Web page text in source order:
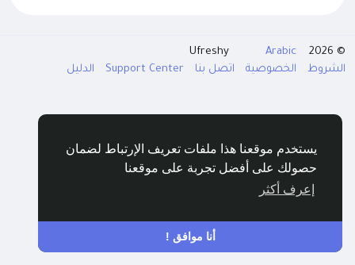
يستخدم موقعنا هذا ملفات تعريف الإرتباط لضمان
حصولك على أفضل تجربة على موقعنا
إعرف أكثر
أنا موافق !
© 2026 Ufreshy
Arabic
الشروط
الخصوصية اتصل بنا Support Center الدليل